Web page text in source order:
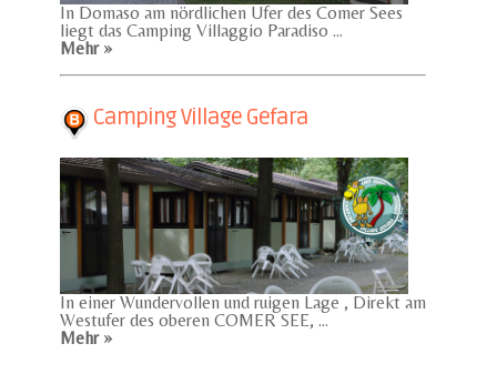
In Domaso am nördlichen Ufer des Comer Sees
liegt das Camping Villaggio Paradiso ...
Mehr »
Camping Village Gefara
In einer Wundervollen und ruigen Lage , Direkt am
Westufer des oberen COMER SEE, ...
Mehr »